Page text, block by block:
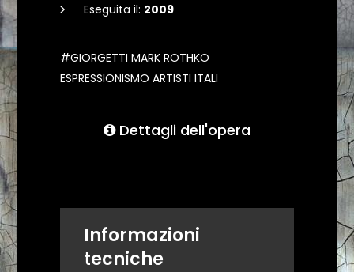
Eseguita il: 2009
#GIORGETTI MARK ROTHKO
ESPRESSIONISMO ARTISTI ITALI
Dettagli dell'opera
Informazioni
tecniche